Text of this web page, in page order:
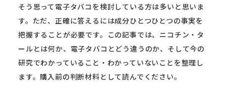
そう思って電子タバコを検討している方は多いと思いま
す。ただ、正確に答えるには成分ひとつひとつの事実を
把握することが必要です。この記事では、ニコチン・タ
ールとは何か、電子タバコとどう違うのか、そして今の
研究でわかっていること・わかっていないことを整理し
ます。購入前の判断材料として読んでください。